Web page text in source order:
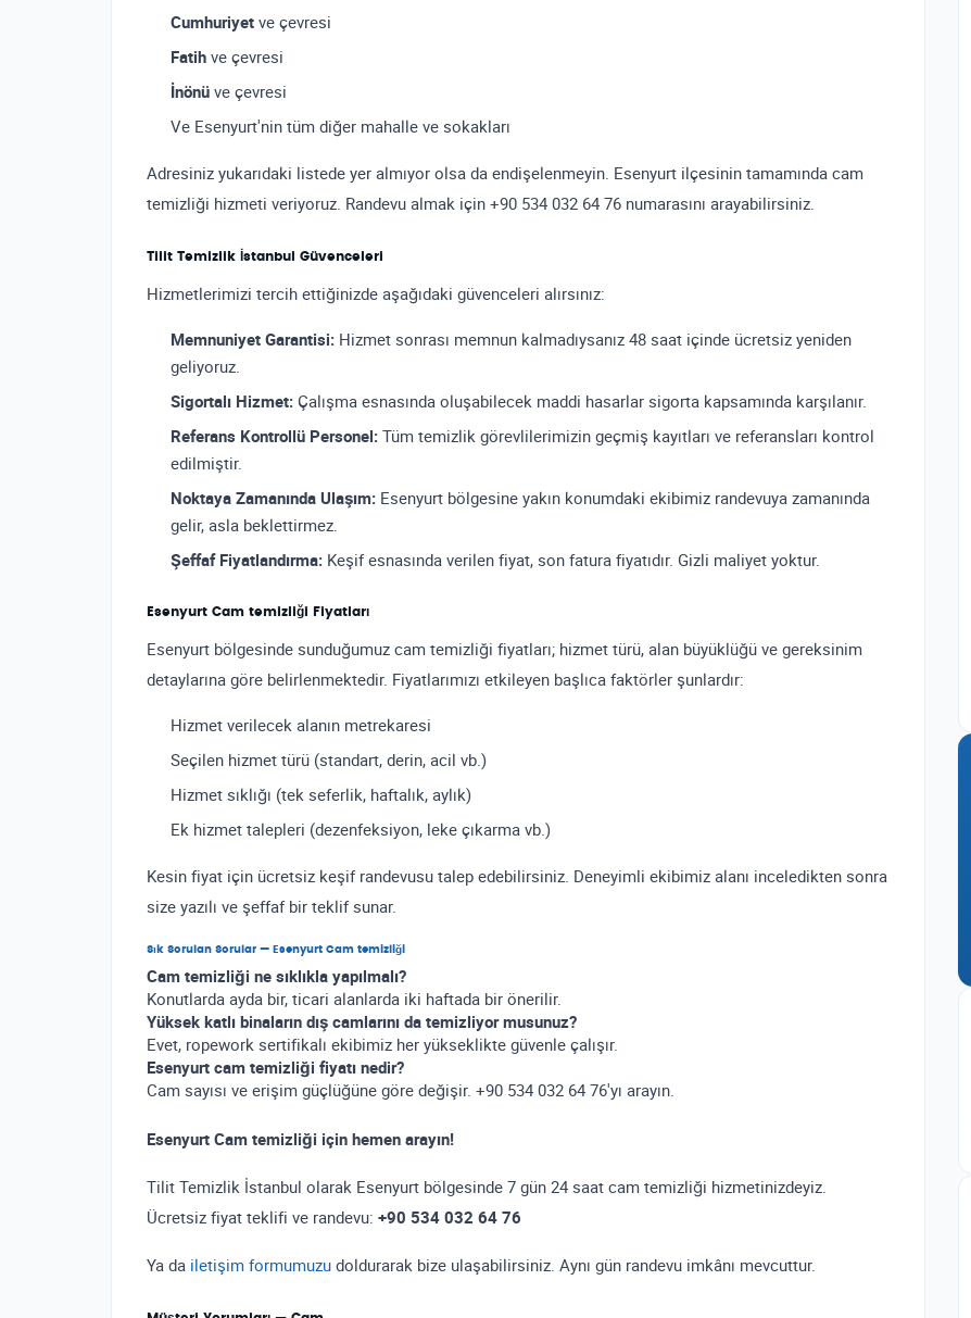
Cumhuriyet ve çevresi
Fatih ve çevresi
İnönü ve çevresi
Ve Esenyurt'nin tüm diğer mahalle ve sokakları
Adresiniz yukarıdaki listede yer almıyor olsa da endişelenmeyin. Esenyurt ilçesinin tamamında cam
temizliği hizmeti veriyoruz. Randevu almak için +90 534 032 64 76 numarasını arayabilirsiniz.
Tilit Temizlik İstanbul Güvenceleri
Hizmetlerimizi tercih ettiğinizde aşağıdaki güvenceleri alırsınız:
Memnuniyet Garantisi: Hizmet sonrası memnun kalmadıysanız 48 saat içinde ücretsiz yeniden
geliyoruz.
Sigortalı Hizmet: Çalışma esnasında oluşabilecek maddi hasarlar sigorta kapsamında karşılanır.
Referans Kontrollü Personel: Tüm temizlik görevlilerimizin geçmiş kayıtları ve referansları kontrol
edilmiştir.
Noktaya Zamanında Ulaşım: Esenyurt bölgesine yakın konumdaki ekibimiz randevuya zamanında
gelir, asla beklettirmez.
Şeffaf Fiyatlandırma: Keşif esnasında verilen fiyat, son fatura fiyatıdır. Gizli maliyet yoktur.
Esenyurt Cam temizliği Fiyatları
Esenyurt bölgesinde sunduğumuz cam temizliği fiyatları; hizmet türü, alan büyüklüğü ve gereksinim
detaylarına göre belirlenmektedir. Fiyatlarımızı etkileyen başlıca faktörler şunlardır:
Hizmet verilecek alanın metrekaresi
Seçilen hizmet türü (standart, derin, acil vb.)
Hizmet sıklığı (tek seferlik, haftalık, aylık)
Ek hizmet talepleri (dezenfeksiyon, leke çıkarma vb.)
Kesin fiyat için ücretsiz keşif randevusu talep edebilirsiniz. Deneyimli ekibimiz alanı inceledikten sonra
size yazılı ve şeffaf bir teklif sunar.
Sık Sorulan Sorular — Esenyurt Cam temizliği
Cam temizliği ne sıklıkla yapılmalı?
Konutlarda ayda bir, ticari alanlarda iki haftada bir önerilir.
Yüksek katlı binaların dış camlarını da temizliyor musunuz?
Evet, ropework sertifikalı ekibimiz her yükseklikte güvenle çalışır.
Esenyurt cam temizliği fiyatı nedir?
Cam sayısı ve erişim güçlüğüne göre değişir. +90 534 032 64 76'yı arayın.
Esenyurt Cam temizliği için hemen arayın!
Tilit Temizlik İstanbul olarak Esenyurt bölgesinde 7 gün 24 saat cam temizliği hizmetinizdeyiz.
Ücretsiz fiyat teklifi ve randevu: +90 534 032 64 76
Ya da iletişim formumuzu doldurarak bize ulaşabilirsiniz. Aynı gün randevu imkânı mevcuttur.